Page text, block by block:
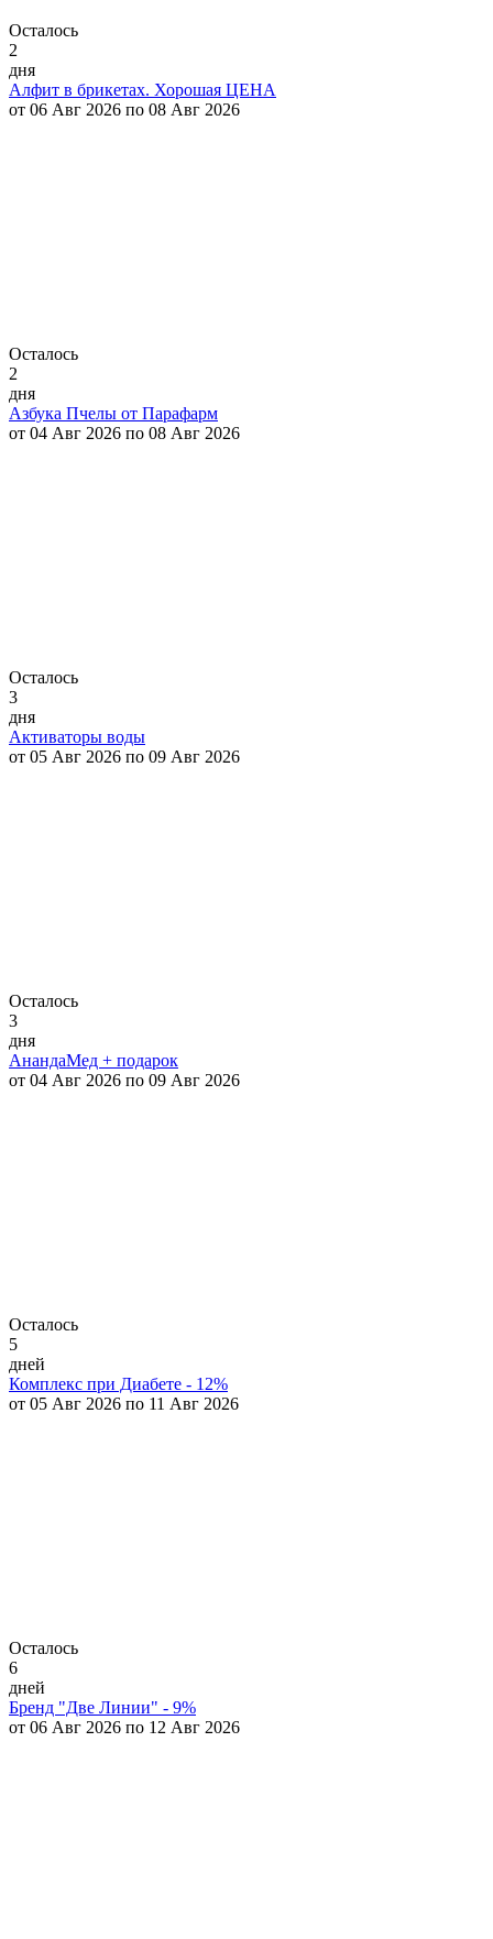
Осталось
2
дня
Алфит в брикетах. Хорошая ЦЕНА
от 06 Авг 2026 по 08 Авг 2026
Осталось
2
дня
Азбука Пчелы от Парафарм
от 04 Авг 2026 по 08 Авг 2026
Осталось
3
дня
Активаторы воды
от 05 Авг 2026 по 09 Авг 2026
Осталось
3
дня
АнандаМед + подарок
от 04 Авг 2026 по 09 Авг 2026
Осталось
5
дней
Комплекс при Диабете - 12%
от 05 Авг 2026 по 11 Авг 2026
Осталось
6
дней
Бренд "Две Линии" - 9%
от 06 Авг 2026 по 12 Авг 2026